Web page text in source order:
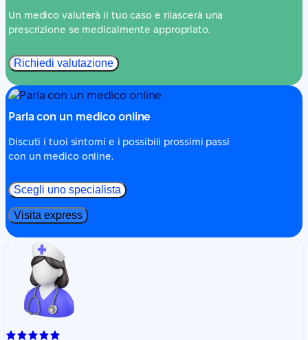
Un medico valuterà il tuo caso e rilascerà una
prescrizione se medicalmente appropriato.
Richiedi valutazione
Parla con un medico online
Discuti i tuoi sintomi e i possibili prossimi passi
con un medico online.
Scegli uno specialista
Visita express